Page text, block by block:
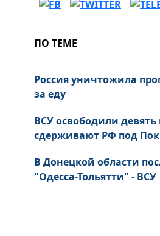
ПО ТЕМЕ
Россия уничтожила
за еду
ВСУ освободили
сдерживают РФ под
В Донецкой области
"Одесса-Тольятти" - ВСУ